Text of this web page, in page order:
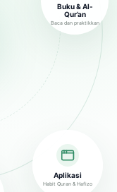
Buku & Al-
Qur’an
Baca dan praktikkan
Aplikasi
Habit Quran & Hafizo